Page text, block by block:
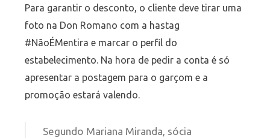
Para garantir o desconto, o cliente deve tirar uma
foto na Don Romano com a hastag
#NãoÉMentira e marcar o perfil do
estabelecimento. Na hora de pedir a conta é só
apresentar a postagem para o garçom e a
promoção estará valendo.
Segundo Mariana Miranda, sócia